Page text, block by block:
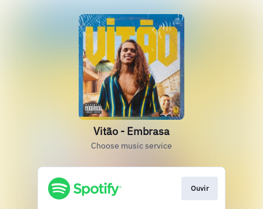
Vitão - Embrasa
Choose music service
Ouvir